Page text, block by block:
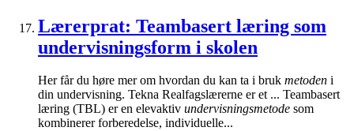
Lærerprat: Teambasert læring som
undervisningsform i skolen
Her får du høre mer om hvordan du kan ta i bruk metoden i
din undervisning. Tekna Realfagslærerne er et ... Teambasert
læring (TBL) er en elevaktiv undervisningsmetode som
kombinerer forberedelse, individuelle...